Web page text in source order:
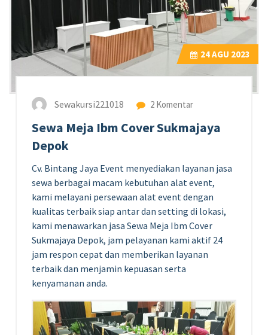
24AGU 2023
Sewakursi221018 2 Komentar
Sewa Meja Ibm Cover Sukmajaya
Depok
Cv. Bintang Jaya Event menyediakan layanan jasa
sewa berbagai macam kebutuhan alat event,
kami melayani persewaan alat event dengan
kualitas terbaik siap antar dan setting di lokasi,
kami menawarkan jasa Sewa Meja Ibm Cover
Sukmajaya Depok, jam pelayanan kami aktif 24
jam respon cepat dan memberikan layanan
terbaik dan menjamin kepuasan serta
kenyamanan anda.